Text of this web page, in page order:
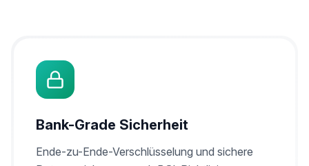
Bank-Grade Sicherheit
Ende-zu-Ende-Verschlüsselung und sichere